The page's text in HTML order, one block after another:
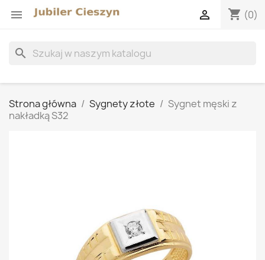
 shopping_cart (0)

search
Strona główna Sygnety złote
Sygnet męski z
nakładką S32